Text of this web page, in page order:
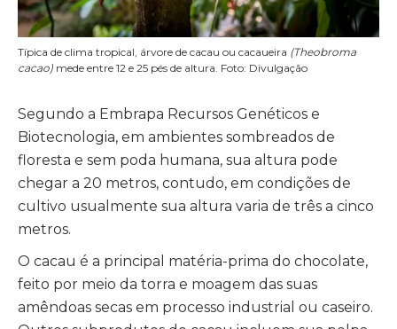
Típica de clima tropical, árvore de cacau ou cacaueira (Theobroma
cacao) mede entre 12 e 25 pés de altura. Foto: Divulgação
Segundo a Embrapa Recursos Genéticos e
Biotecnologia, em ambientes sombreados de
floresta e sem poda humana, sua altura pode
chegar a 20 metros, contudo, em condições de
cultivo usualmente sua altura varia de três a cinco
metros.
O cacau é a principal matéria-prima do chocolate,
feito por meio da torra e moagem das suas
amêndoas secas em processo industrial ou caseiro.